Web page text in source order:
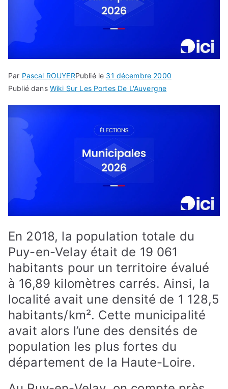
Par Pascal ROUYERPublié le 31 décembre 2000
Publié dans Wiki Sur Les Portes De L'Auvergne
En 2018, la population totale du
Puy-en-Velay était de 19 061
habitants pour un territoire évalué
à 16,89 kilomètres carrés. Ainsi, la
localité avait une densité de 1 128,5
habitants/km². Cette municipalité
avait alors l’une des densités de
population les plus fortes du
département de la Haute-Loire.